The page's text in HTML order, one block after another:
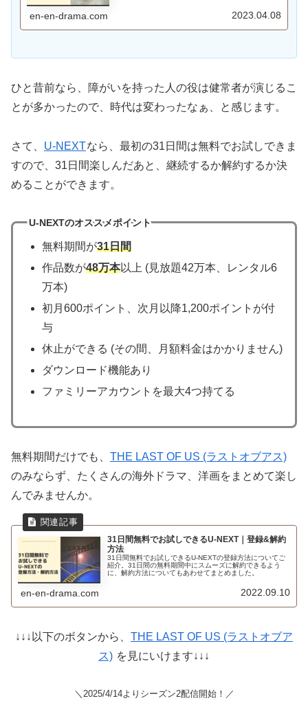
en-en-drama.com 2023.04.08
ひと昔前なら、障がいを持った人の役は健常者が演じるこ
とが多かったので、時代は変わったなぁ、と感じます。
さて、 U-NEXTなら、最初の31日間は無料でお試しできま
すので、31日間楽しんだあと、継続するか解約するか決
めることができます。
U-NEXTのオススメポイント
無料期間が31日間
作品数が48万本以上 (見放題42万本、レンタル6
万本)
初月600ポイント、次月以降1,200ポイントが付
与
休止ができる (その間、月額料金はかかりません)
ダウンロード機能あり
ファミリーアカウントを最大4つ持てる
無料期間だけでも、 THE LAST OF US (ラストオブアス)
のみならず、たくさんの海外ドラマ、洋画をまとめて楽し
んでみませんか。
31日間無料でお試しできるU-NEXT｜登録&解約
方法
31日間無料でお試しできるU-NEXTの登録方法についてご
紹介。31日間の無料期間中にスムーズに解約できるよう
に、解約方法についてもあわせてまとめました。
en-en-drama.com 2022.09.10
↓↓↓以下のボタンから、 THE LAST OF US (ラストオブア
ス) を見にいけます↓↓↓
＼2025/4/14よりシーズン2配信開始！／